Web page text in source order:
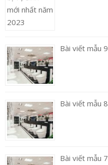
Bài viết mẫu 9
Bài viết mẫu 8
Bài viết mẫu 7